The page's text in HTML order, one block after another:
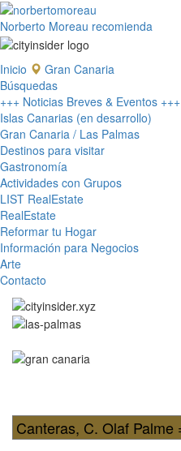
Norberto Moreau recomienda
Inicio
Gran Canaria
Búsquedas
+++ Noticias Breves & Eventos +++
Islas Canarias (en desarrollo)
Gran Canaria / Las Palmas
Destinos para visitar
Gastronomía
Actividades con Grupos
LIST RealEstate
RealEstate
Reformar tu Hogar
Información para Negocios
Arte
Contacto